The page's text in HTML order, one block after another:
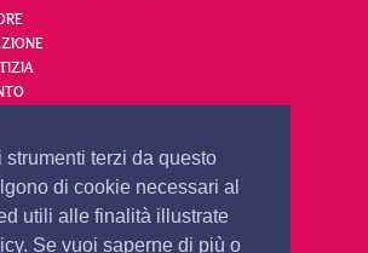
strumenti terzi da questo
di cookie necessari al
utili alle finalità illustrate
Se vuoi saperne di più o